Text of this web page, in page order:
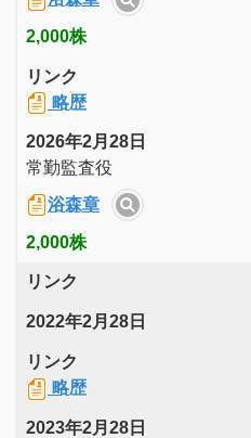
2,000株
リンク
略歴
2026年2月28日
常勤監査役
浴森章
2,000株
リンク
2022年2月28日
リンク
略歴
2023年2月28日